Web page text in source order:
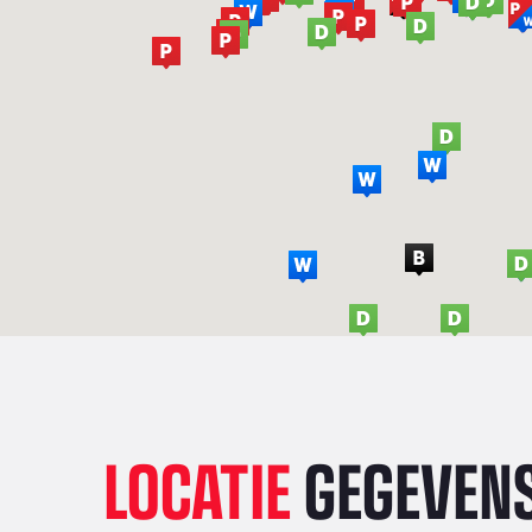
LOCATIE